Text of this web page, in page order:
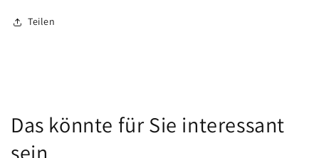
Teilen
Das könnte für Sie interessant
sein